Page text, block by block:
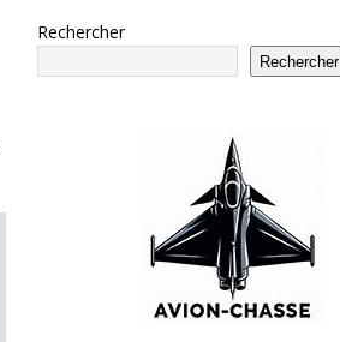
Rechercher
Rechercher